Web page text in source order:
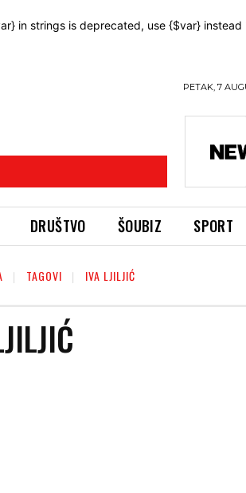
in strings is deprecated, use {$var} instead
PETAK, 7
DRUŠTVO ŠOUBIZ SPORT
TAGOVI IVA LJILJIĆ